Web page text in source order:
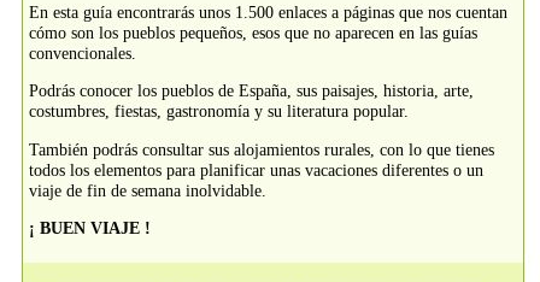
En esta guía encontrarás unos 1.500 enlaces a páginas que nos cuentan
cómo son los pueblos pequeños, esos que no aparecen en las guías
convencionales.
Podrás conocer los pueblos de España, sus paisajes, historia, arte,
costumbres, fiestas, gastronomía y su literatura popular.
También podrás consultar sus alojamientos rurales, con lo que tienes
todos los elementos para planificar unas vacaciones diferentes o un
viaje de fin de semana inolvidable.
¡ BUEN VIAJE !